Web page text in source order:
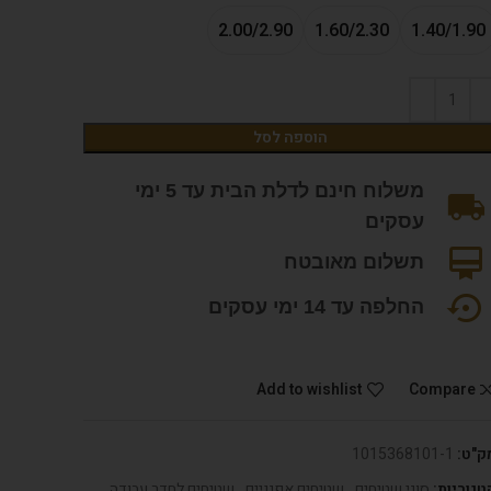
1.40/1.90
1.60/2.30
2.00/2.90
הוספה לסל
משלוח חינם לדלת הבית עד 5 ימי
עסקים
תשלום מאובטח
החלפה עד 14 ימי עסקים
Compare
Add to wishlist
1015368101-1